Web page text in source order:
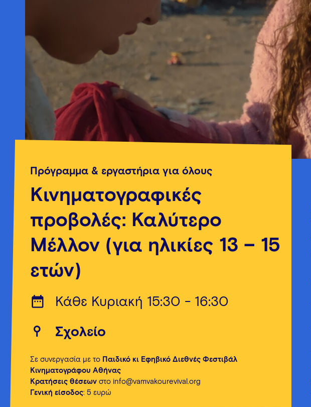
Πρόγραμμα & εργαστήρια για όλους
Κινηματογραφικές
προβολές: Καλύτερο
Μέλλον (για ηλικίες 13 – 15
ετών)
Κάθε Κυριακή 15:30 - 16:30
Σχολείο
Σε συνεργασία με το Παιδικό κι Εφηβικό Διεθνές Φεστιβάλ
Κινηματογράφου Αθήνας
Κρατήσεις θέσεων στο info@vamvakourevival.org
Γενική είσοδος: 5 ευρώ